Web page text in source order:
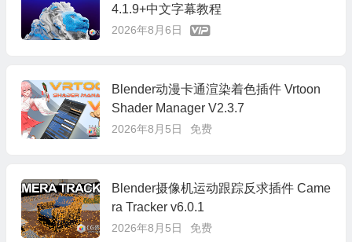
4.1.9+中文字幕教程
2026年8月6日
Blender动漫卡通渲染着色插件 Vrtoon
Shader Manager V2.3.7
2026年8月5日 免费
Blender摄像机运动跟踪反求插件 Came
ra Tracker v6.0.1
2026年8月5日 免费